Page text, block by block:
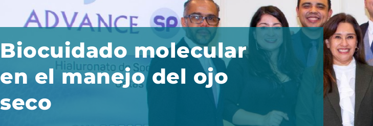
Biocuidado molecular
en el manejo del ojo
seco